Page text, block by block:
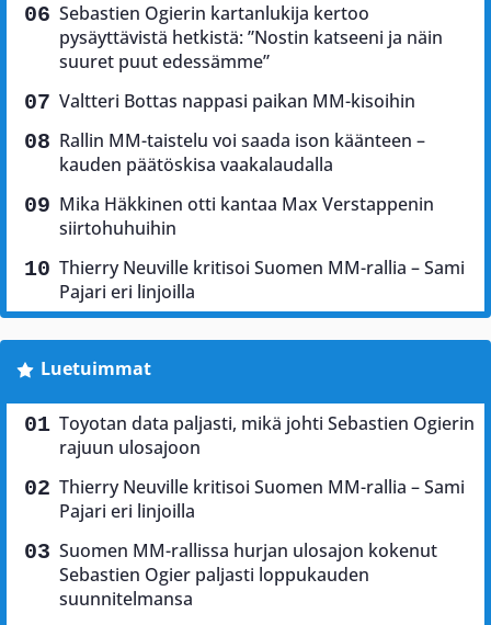
Sebastien Ogierin kartanlukija kertoo
pysäyttävistä hetkistä: ”Nostin katseeni ja näin
suuret puut edessämme”
Valtteri Bottas nappasi paikan MM-kisoihin
Rallin MM-taistelu voi saada ison käänteen –
kauden päätöskisa vaakalaudalla
Mika Häkkinen otti kantaa Max Verstappenin
siirtohuhuihin
Thierry Neuville kritisoi Suomen MM-rallia – Sami
Pajari eri linjoilla
Luetuimmat
Toyotan data paljasti, mikä johti Sebastien Ogierin
rajuun ulosajoon
Thierry Neuville kritisoi Suomen MM-rallia – Sami
Pajari eri linjoilla
Suomen MM-rallissa hurjan ulosajon kokenut
Sebastien Ogier paljasti loppukauden
suunnitelmansa